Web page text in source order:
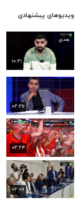
ویدیوهای پیشنهادی
۱۰:۲۱
بعدی
۰۲:۲۶
۰۲:۲۴
۰۲:۰۶